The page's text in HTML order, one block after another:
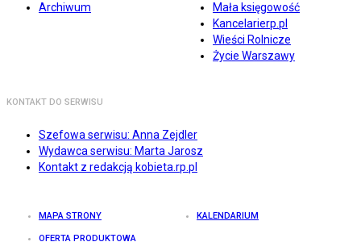
Archiwum
Mała księgowość
Kancelarierp.pl
Wieści Rolnicze
Życie Warszawy
KONTAKT DO SERWISU
Szefowa serwisu: Anna Zejdler
Wydawca serwisu: Marta Jarosz
Kontakt z redakcją kobieta.rp.pl
MAPA STRONY KALENDARIUM
OFERTA PRODUKTOWA